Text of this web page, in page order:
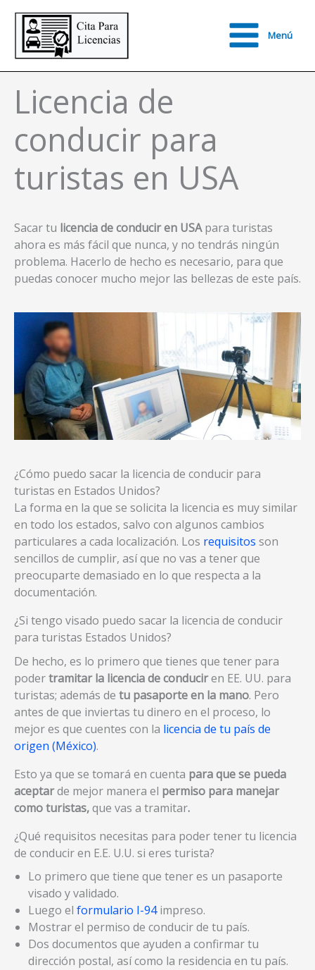
contenido
Main
Menú
Licencia de
conducir para
turistas en USA
Sacar tu licencia de conducir en USApara turistas
ahora es más fácil que nunca, y no tendrás ningún
problema. Hacerlo de hecho es necesario, para que
puedas conocer mucho mejor las bellezas de este país.
¿Cómo puedo sacar la licencia de conducir para
turistas en Estados Unidos?
La forma en la que se solicita la licencia es muy similar
en todo los estados, salvo con algunos cambios
particulares a cada localización. Los requisitos son
sencillos de cumplir, así que no vas a tener que
preocuparte demasiado en lo que respecta a la
documentación.
¿Si tengo visado puedo sacar la licencia de conducir
para turistas Estados Unidos?
De hecho, es lo primero que tienes que tener para
podertramitar la licencia de conduciren EE. UU. para
turistas; además de tu pasaporte en la mano. Pero
antes de que inviertas tu dinero en el proceso, lo
mejor es que cuentes con la licencia de tu país de
origen (México).
Esto ya que se tomará en cuenta para que se pueda
aceptarde mejor manera el permiso para manejar
como turistas,que vas a tramitar.
¿Qué requisitos necesitas para poder tener tu licencia
de conducir en E.E. U.U. si eres turista?
Lo primero que tiene que tener es un pasaporte
visado y validado.
Luego el formulario I-94impreso.
Mostrar el permiso de conducir de tu país.
Dos documentos que ayuden a confirmar tu
dirección postal, así como la residencia en tu país.